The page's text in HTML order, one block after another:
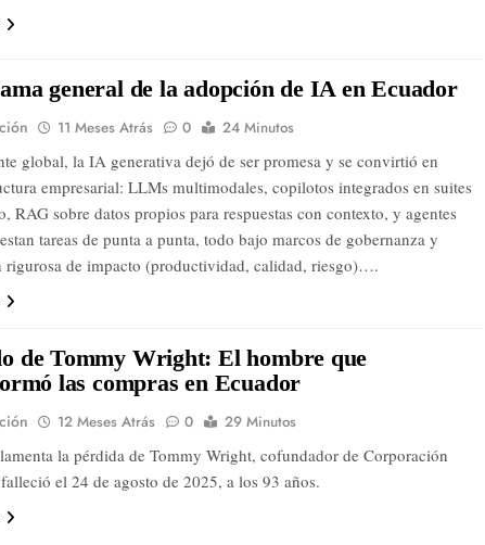
general de la adopción de IA en Ecuador
11 Meses Atrás 0 24 Minutos
global, la IA generativa dejó de ser promesa y se convirtió en
empresarial: LLMs multimodales, copilotos integrados en suites
RAG sobre datos propios para respuestas con contexto, y agentes
tareas de punta a punta, todo bajo marcos de gobernanza y
rigurosa de impacto (productividad, calidad, riesgo)….
de Tommy Wright: El hombre que
las compras en Ecuador
12 Meses Atrás 0 29 Minutos
la pérdida de Tommy Wright, cofundador de Corporación
el 24 de agosto de 2025, a los 93 años.